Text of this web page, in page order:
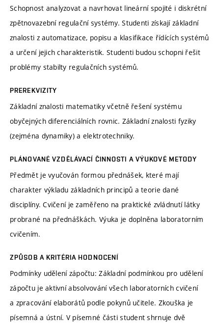
Schopnost analyzovat a navrhovat lineární spojité i diskrétní
zpětnovazební regulační systémy. Studenti získají základní
znalosti z automatizace, popisu a klasifikace řídících systémů
a určení jejich charakteristik. Studenti budou schopni řešit
problémy stabilty regulačních systémů.
PREREKVIZITY
Základní znalosti matematiky včetně řešení systému
obyčejných diferenciálních rovnic. Základní znalosti fyziky
(zejména dynamiky) a elektrotechniky.
PLÁNOVANÉ VZDĚLÁVACÍ ČINNOSTI A VÝUKOVÉ METODY
Předmět je vyučován formou přednášek, které mají
charakter výkladu základních principů a teorie dané
disciplíny. Cvičení je zaměřeno na praktické zvládnutí látky
probrané na přednáškách. Výuka je doplněna laboratorním
cvičením.
ZPŮSOB A KRITÉRIA HODNOCENÍ
Podmínky udělení zápočtu: Základní podmínkou pro udělení
zápočtu je aktivní absolvování všech laboratorních cvičení
a zpracování elaborátů podle pokynů učitele. Zkouška je
písemná a ústní. V písemné části student shrnuje dvě